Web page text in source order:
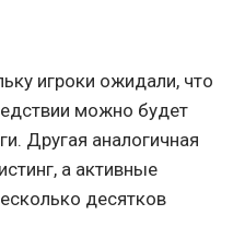
игроки ожидали, что
можно будет
Другая аналогичная
а активные
десятков